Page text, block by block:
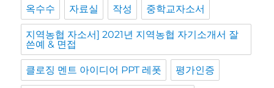
옥수수 자료실 작성 중학교자소서
지역농협 자소서] 2021년 지역농협 자기소개서 잘
쓴예 & 면접
클로징 멘트 아이디어 PPT 레폿 평가인증